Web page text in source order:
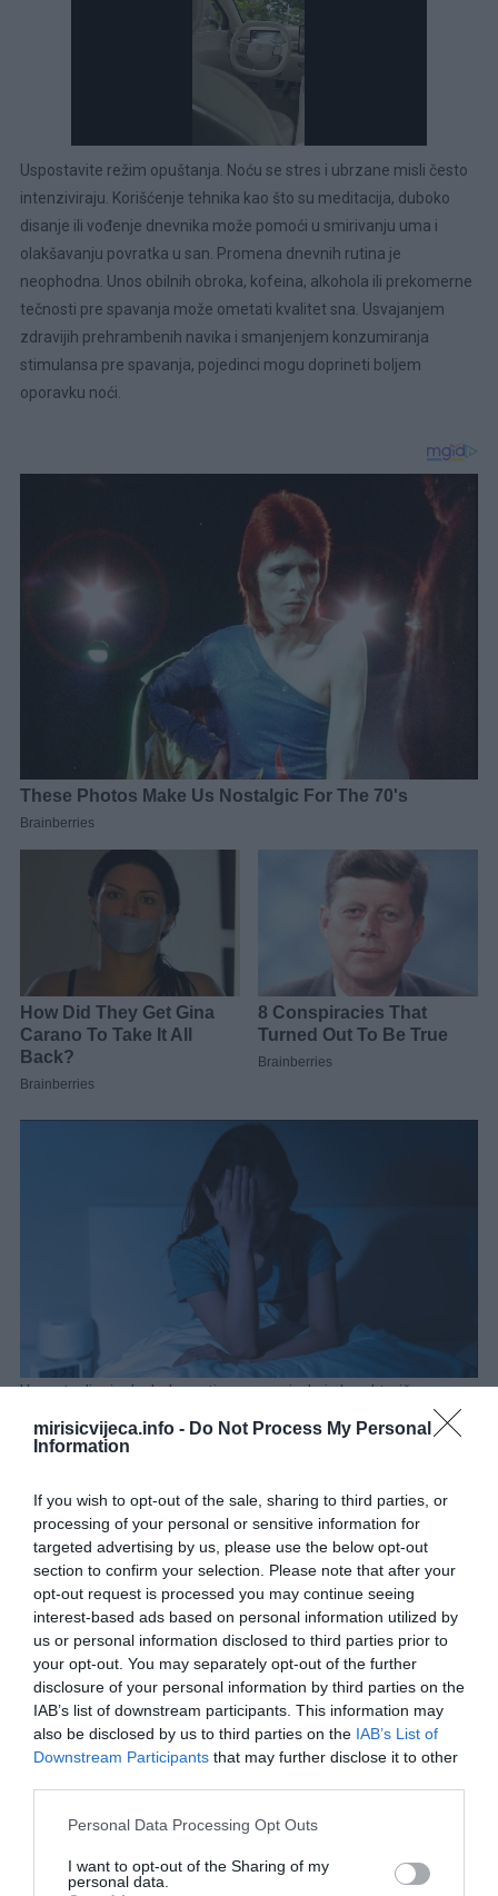
mirisicvijeca.info - Do Not Process My Personal
Information
If you wish to opt-out of the sale, sharing to third parties, or
processing of your personal or sensitive information for
targeted advertising by us, please use the below opt-out
section to confirm your selection. Please note that after your
opt-out request is processed you may continue seeing
interest-based ads based on personal information utilized by
us or personal information disclosed to third parties prior to
your opt-out. You may separately opt-out of the further
disclosure of your personal information by third parties on the
IAB’s list of downstream participants. This information may
also be disclosed by us to third parties on the IAB’s List of
Downstream Participants that may further disclose it to other
Please note that this website/app uses one or more Google
not limited to your visit or usage behaviour. You may click to
grant or deny consent to Google and its third-party tags to
Personal Data Processing Opt Outs
I want to opt-out of the Sharing of my
personal data.
Uspostavite režim opuštanja. Noću se stres i ubrzane misli često
intenziviraju. Korišćenje tehnika kao što su meditacija, duboko
disanje ili vođenje dnevnika može pomoći u smirivanju uma i
olakšavanju povratka u san. Promena dnevnih rutina je
neophodna. Unos obilnih obroka, kofeina, alkohola ili prekomerne
tečnosti pre spavanja može ometati kvalitet sna. Usvajanjem
zdravijih prehrambenih navika i smanjenjem konzumiranja
stimulansa pre spavanja, pojedinci mogu doprineti boljem
oporavku noći.
Uspostavljanje dosledne rutine spavanja, koju karakteriše
redovno vreme za spavanje i buđenje, priprema telo za odmor.
Pored toga, smanjenje vremena provedenog ispred ekrana pre
Pratite svoje fizičko blagostanje i zdravlje. Ukoliko se često budite
tokom noći, konsultacija sa zdravstvenim radnikom može biti
korisna kako bi se eliminisali svi medicinski razlozi za poremećaje
spavanja. Redovnom primenom ovih jednostavnih strategija,
možete postići više oporavljajućih noći i probuditi se podmlađeni,
spremni za dan koji je pred vama.
Narativ o otpornosti: Priča o Maliku i njegovim pocepanim
patikama. Priča o Maliku, dvanaestogodišnjem dečaku, ilustruje
dubok uticaj koji saosećanje i pažnja odraslih mogu imati na život
proizilaze iz majčine posvećenosti radu na dva posla kako bi
Iako se suočio sa zadirkivanjem od strane svojih drugova iz